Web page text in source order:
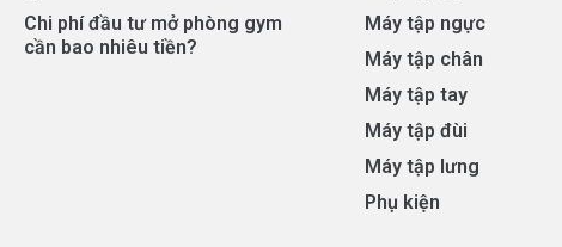
Chi phí đầu tư mở phòng gym
cần bao nhiêu tiền?
Máy tập ngực
Máy tập chân
Máy tập tay
Máy tập đùi
Máy tập lưng
Phụ kiện